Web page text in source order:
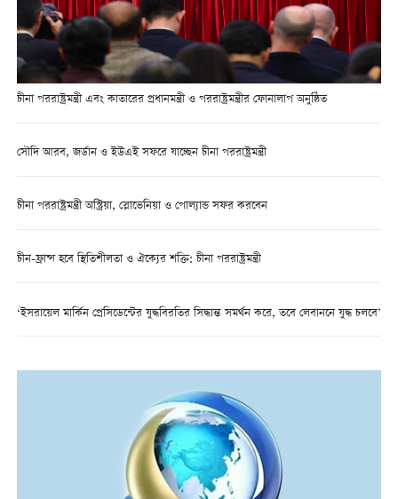
চীনা পররাষ্ট্রমন্ত্রী এবং কাতারের প্রধানমন্ত্রী ও পররাষ্ট্রমন্ত্রীর ফোনালাপ অনুষ্ঠিত
সৌদি আরব, জর্ডান ও ইউএই সফরে যাচ্ছেন চীনা পররাষ্ট্রমন্ত্রী
চীনা পররাষ্ট্রমন্ত্রী অস্ট্রিয়া, স্লোভেনিয়া ও পোল্যান্ড সফর করবেন
চীন-ফ্রান্স হবে স্থিতিশীলতা ও ঐক্যের শক্তি: চীনা পররাষ্ট্রমন্ত্রী
‘ইসরায়েল মার্কিন প্রেসিডেন্টের যুদ্ধবিরতির সিদ্ধান্ত সমর্থন করে, তবে লেবাননে যুদ্ধ চলবে’